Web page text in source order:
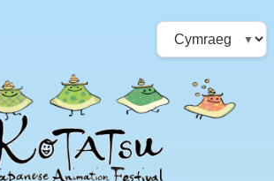
Choose
a
language